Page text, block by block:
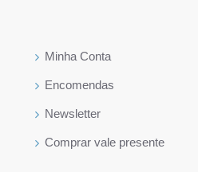
Minha Conta
Encomendas
Newsletter
Comprar vale presente